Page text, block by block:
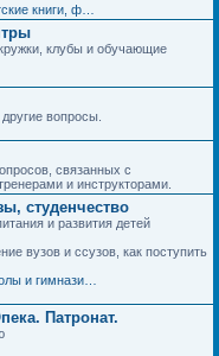
клубы и обучающие
вопросы.
связанных с
и инструкторами.
студенчество
и развития детей
вузов и ссузов, как поступить
Патронат.